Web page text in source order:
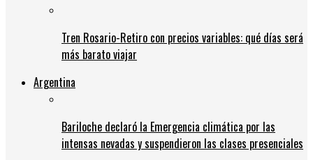
Tren Rosario-Retiro con precios variables: qué días será
más barato viajar
Argentina
Bariloche declaró la Emergencia climática por las
intensas nevadas y suspendieron las clases presenciales